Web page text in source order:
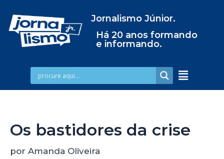
Jornalismo Júnior.
Há 20 anos formando
e informando.
Os bastidores da crise
por Amanda Oliveira